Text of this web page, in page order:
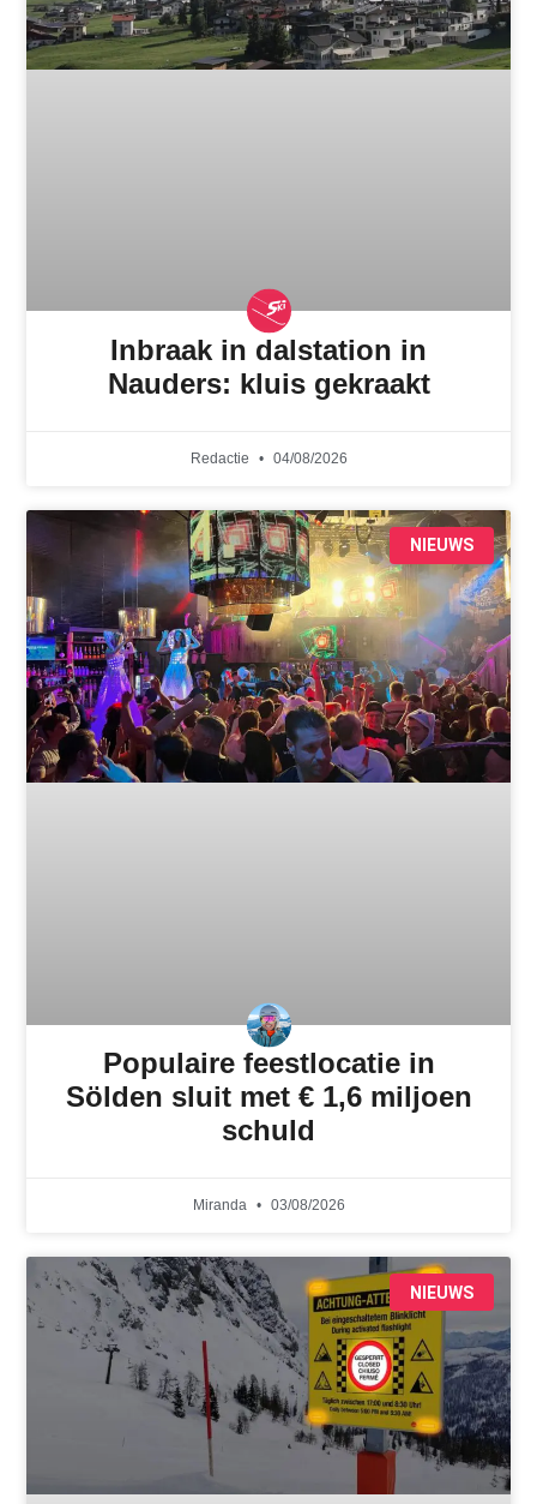
Inbraak in dalstation in
Nauders: kluis gekraakt
Redactie 04/08/2026
NIEUWS
Populaire feestlocatie in
Sölden sluit met € 1,6 miljoen
schuld
Miranda 03/08/2026
NIEUWS